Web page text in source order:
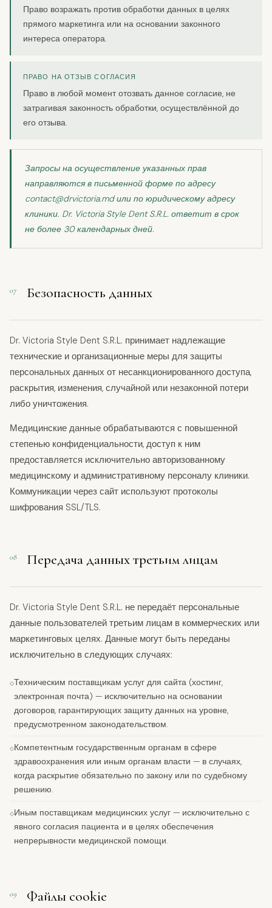
Право возражать против обработки данных в целях
прямого маркетинга или на основании законного
интереса оператора.
ПРАВО НА ОТЗЫВ СОГЛАСИЯ
Право в любой момент отозвать данное согласие, не
затрагивая законность обработки, осуществлённой до
его отзыва.
Запросы на осуществление указанных прав
направляются в письменной форме по адресу
contact@drvictoria.md или по юридическому адресу
клиники. Dr. Victoria Style Dent S.R.L. ответит в срок
не более 30 календарных дней.
07 Безопасность данных
Dr. Victoria Style Dent S.R.L. принимает надлежащие
технические и организационные меры для защиты
персональных данных от несанкционированного доступа,
раскрытия, изменения, случайной или незаконной потери
либо уничтожения.
Медицинские данные обрабатываются с повышенной
степенью конфиденциальности, доступ к ним
предоставляется исключительно авторизованному
медицинскому и административному персоналу клиники.
Коммуникации через сайт используют протоколы
шифрования SSL/TLS.
08 Передача данных третьим лицам
Dr. Victoria Style Dent S.R.L. не передаёт персональные
данные пользователей третьим лицам в коммерческих или
маркетинговых целях. Данные могут быть переданы
исключительно в следующих случаях:
Техническим поставщикам услуг для сайта (хостинг,
электронная почта) — исключительно на основании
договоров, гарантирующих защиту данных на уровне,
предусмотренном законодательством.
Компетентным государственным органам в сфере
здравоохранения или иным органам власти — в случаях,
когда раскрытие обязательно по закону или по судебному
решению.
Иным поставщикам медицинских услуг — исключительно с
явного согласия пациента и в целях обеспечения
непрерывности медицинской помощи.
09 Файлы cookie